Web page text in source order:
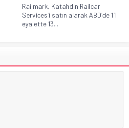
Railmark, Katahdin Railcar
Services'i satın alarak ABD'de 11
eyalette 13...